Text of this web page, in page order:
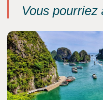
Vous pourriez
Consultez l'offre de voyage